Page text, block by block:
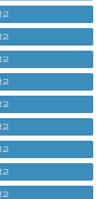
교
교
교
교
교
교
교
교
교